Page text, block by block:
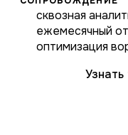
сквозная
ежемесячный
оптимизация